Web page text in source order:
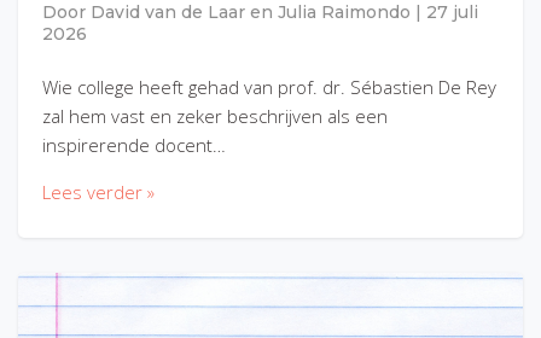
Door David van de Laar en Julia Raimondo
27 juli
2026
Wie college heeft gehad van prof. dr. Sébastien De Rey
zal hem vast en zeker beschrijven als een
inspirerende docent…
Lees verder »